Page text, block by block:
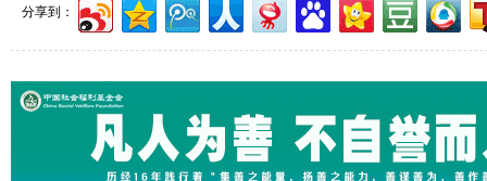
分享到：